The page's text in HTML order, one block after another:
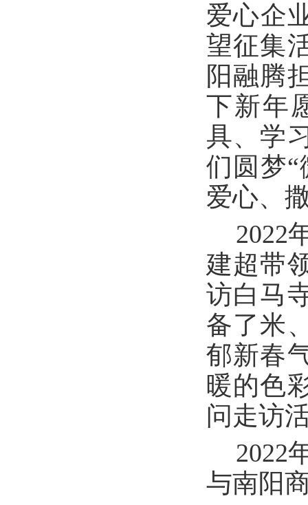
爱心企
望征集
阳融腾
下新年
具、学
们圆梦
爱心、
2022
建超带
访白马
备了米
郁新春
暖的色
问走访
2022
与南阳